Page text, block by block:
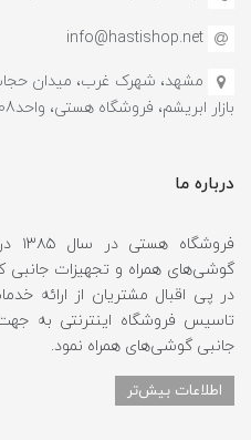
info@hastishop.net
بازار ابریشم، فروشگاه هستی، واحد908
درباره ما
در پی اقبال مشتریان از ارائه
تاسیس فروشگاه اینترنتی به
جانبی گوشی‌های همراه نمود.
اطلاعات بیش‌تر